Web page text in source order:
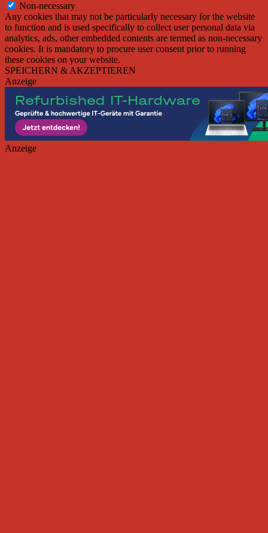
Non-necessary
Any cookies that may not be particularly necessary for the website
to function and is used specifically to collect user personal data via
analytics, ads, other embedded contents are termed as non-necessary
cookies. It is mandatory to procure user consent prior to running
these cookies on your website.
SPEICHERN & AKZEPTIEREN
Anzeige
Anzeige